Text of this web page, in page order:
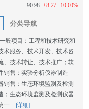
90.98 +8.27 10.00%
分类导航
一般项目：工程和技术研究和
术服务、技术开发、技术咨
、技术转让、技术推广；软
销售；实验分析仪器制造；
销售；生态环境监测及检测
；生态环境监测及检测仪器
一... [详细]